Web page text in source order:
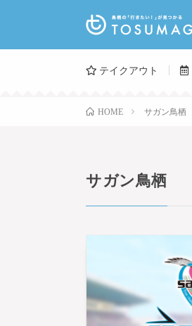
テイクアウト
HOME サガン鳥栖
サガン鳥栖